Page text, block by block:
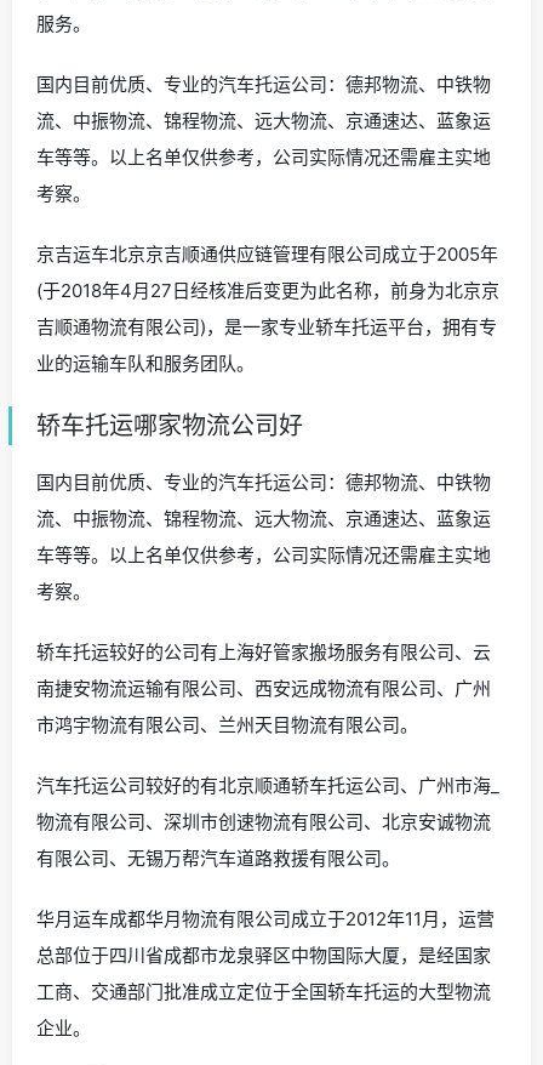
服务。
国内目前优质、专业的汽车托运公司：德邦物流、中铁物
流、中振物流、锦程物流、远大物流、京通速达、蓝象运
车等等。以上名单仅供参考，公司实际情况还需雇主实地
考察。
京吉运车北京京吉顺通供应链管理有限公司成立于2005年
(于2018年4月27日经核准后变更为此名称，前身为北京京
吉顺通物流有限公司)，是一家专业轿车托运平台，拥有专
业的运输车队和服务团队。
轿车托运哪家物流公司好
国内目前优质、专业的汽车托运公司：德邦物流、中铁物
流、中振物流、锦程物流、远大物流、京通速达、蓝象运
车等等。以上名单仅供参考，公司实际情况还需雇主实地
考察。
轿车托运较好的公司有上海好管家搬场服务有限公司、云
南捷安物流运输有限公司、西安远成物流有限公司、广州
市鸿宇物流有限公司、兰州天目物流有限公司。
汽车托运公司较好的有北京顺通轿车托运公司、广州市海_
物流有限公司、深圳市创速物流有限公司、北京安诚物流
有限公司、无锡万帮汽车道路救援有限公司。
华月运车成都华月物流有限公司成立于2012年11月，运营
总部位于四川省成都市龙泉驿区中物国际大厦，是经国家
工商、交通部门批准成立定位于全国轿车托运的大型物流
企业。